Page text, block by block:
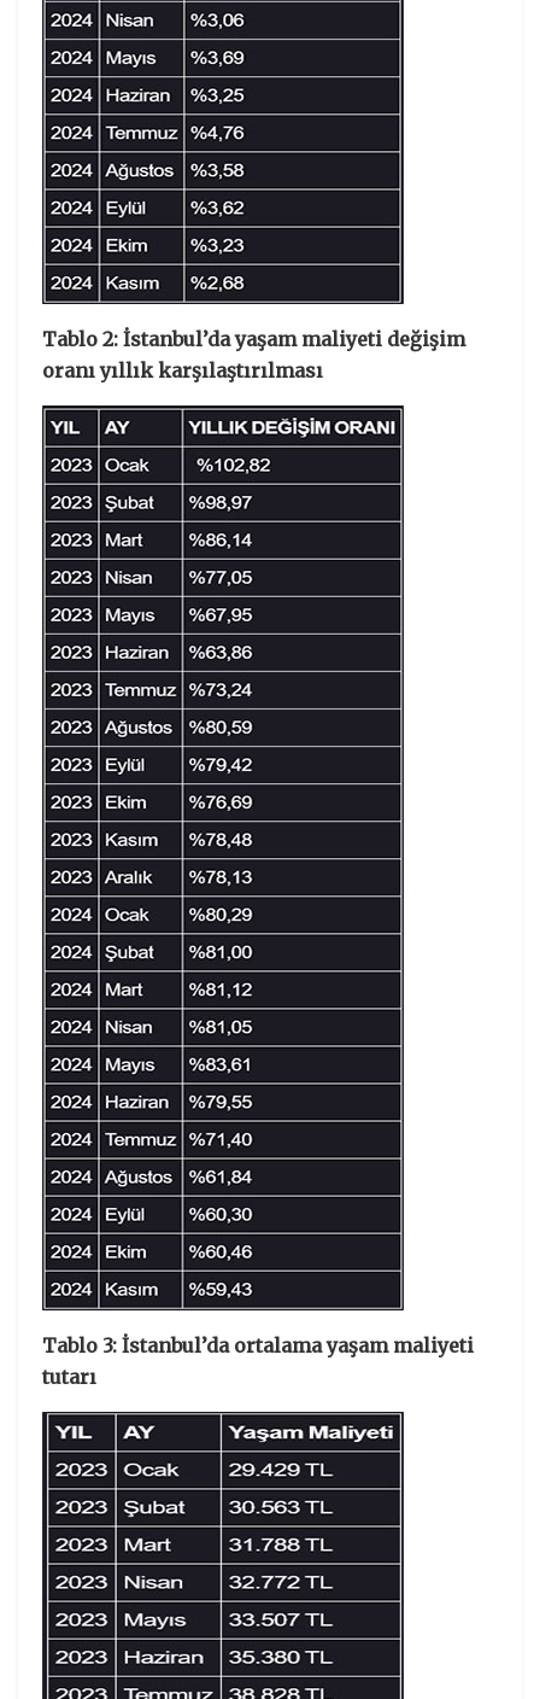
Tablo 2: İstanbul’da yaşam maliyeti değişim
oranı yıllık karşılaştırılması
Tablo 3: İstanbul’da ortalama yaşam maliyeti
tutarı